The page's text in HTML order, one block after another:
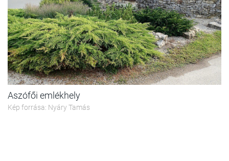
Aszófői emlékhely
Kép forrása: Nyáry Tamás